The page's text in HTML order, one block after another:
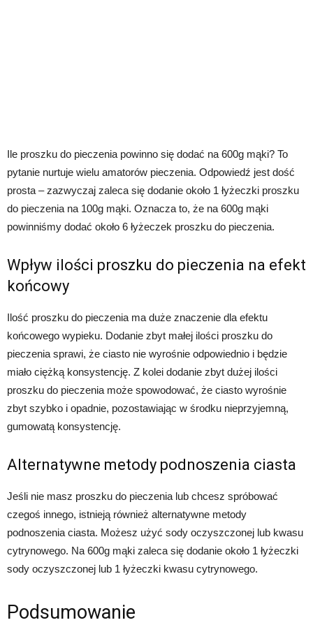
Ile proszku do pieczenia powinno się dodać na 600g mąki? To
pytanie nurtuje wielu amatorów pieczenia. Odpowiedź jest dość
prosta – zazwyczaj zaleca się dodanie około 1 łyżeczki proszku
do pieczenia na 100g mąki. Oznacza to, że na 600g mąki
powinniśmy dodać około 6 łyżeczek proszku do pieczenia.
Wpływ ilości proszku do pieczenia na efekt
końcowy
Ilość proszku do pieczenia ma duże znaczenie dla efektu
końcowego wypieku. Dodanie zbyt małej ilości proszku do
pieczenia sprawi, że ciasto nie wyrośnie odpowiednio i będzie
miało ciężką konsystencję. Z kolei dodanie zbyt dużej ilości
proszku do pieczenia może spowodować, że ciasto wyrośnie
zbyt szybko i opadnie, pozostawiając w środku nieprzyjemną,
gumowatą konsystencję.
Alternatywne metody podnoszenia ciasta
Jeśli nie masz proszku do pieczenia lub chcesz spróbować
czegoś innego, istnieją również alternatywne metody
podnoszenia ciasta. Możesz użyć sody oczyszczonej lub kwasu
cytrynowego. Na 600g mąki zaleca się dodanie około 1 łyżeczki
sody oczyszczonej lub 1 łyżeczki kwasu cytrynowego.
Podsumowanie